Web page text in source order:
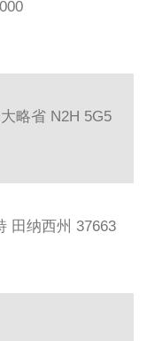
略省 N2H 5G5
田纳西州 37663